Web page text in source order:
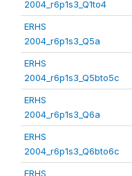
2004_r6p1s3_Q1to4
ERHS
2004_r6p1s3_Q5a
ERHS
2004_r6p1s3_Q5bto5c
ERHS
2004_r6p1s3_Q6a
ERHS
2004_r6p1s3_Q6bto6c
ERHS